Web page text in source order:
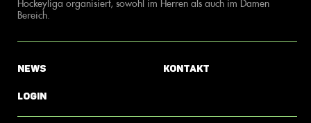
Hockeyliga organisiert, sowohl im Herren als auch im Damen
Bereich.
News
Login
Kontakt